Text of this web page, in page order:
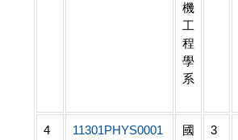
機
工
程
學
系
4
11301PHYS0001
國
3